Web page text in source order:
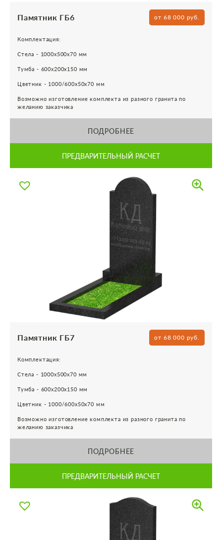
Памятник ГБ6 от 68 000 руб.
Комплектация:
Стела - 1000х500х70 мм
Тумба - 600х200х150 мм
Цветник - 1000/600х50х70 мм
Возможно изготовление комплекта из разного гранита по
желанию заказчика
ПОДРОБНЕЕ
ПРЕДВАРИТЕЛЬНЫЙ РАСЧЕТ
Памятник ГБ7 от 68 000 руб.
Комплектация:
Стела - 1000х500х70 мм
Тумба - 600х200х150 мм
Цветник - 1000/600х50х70 мм
Возможно изготовление комплекта из разного гранита по
желанию заказчика
ПОДРОБНЕЕ
ПРЕДВАРИТЕЛЬНЫЙ РАСЧЕТ